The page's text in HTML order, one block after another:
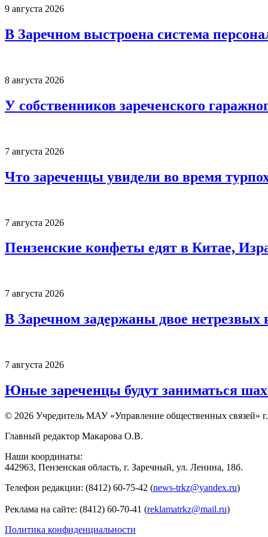
9 августа 2026
В Заречном выстроена система
8 августа 2026
У собственников зареченского
7 августа 2026
Что зареченцы увидели во время
7 августа 2026
Пензенские конфеты едят в Китае,
7 августа 2026
В Заречном задержаны двое нетрезвых
7 августа 2026
Юные зареченцы будут заниматься
© 2026 Учредитель МАУ «Управление общественных связей»
Главный редактор Макарова О.В.
Наши координаты:
442963, Пензенская область, г. Заречный, ул. Ленина, 18б.
Телефон редакции: (8412) 60-75-42 (news-trkz@yandex.ru)
Реклама на сайте: (8412) 60-70-41 (reklamatrkz@mail.ru)
Политика конфиденциальности